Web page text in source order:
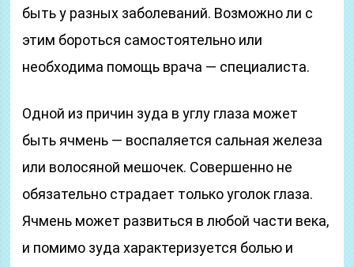
быть у разных заболеваний. Возможно ли с
этим бороться самостоятельно или
необходима помощь врача — специалиста.
Одной из причин зуда в углу глаза может
быть ячмень — воспаляется сальная железа
или волосяной мешочек. Совершенно не
обязательно страдает только уголок глаза.
Ячмень может развиться в любой части века,
и помимо зуда характеризуется болью и